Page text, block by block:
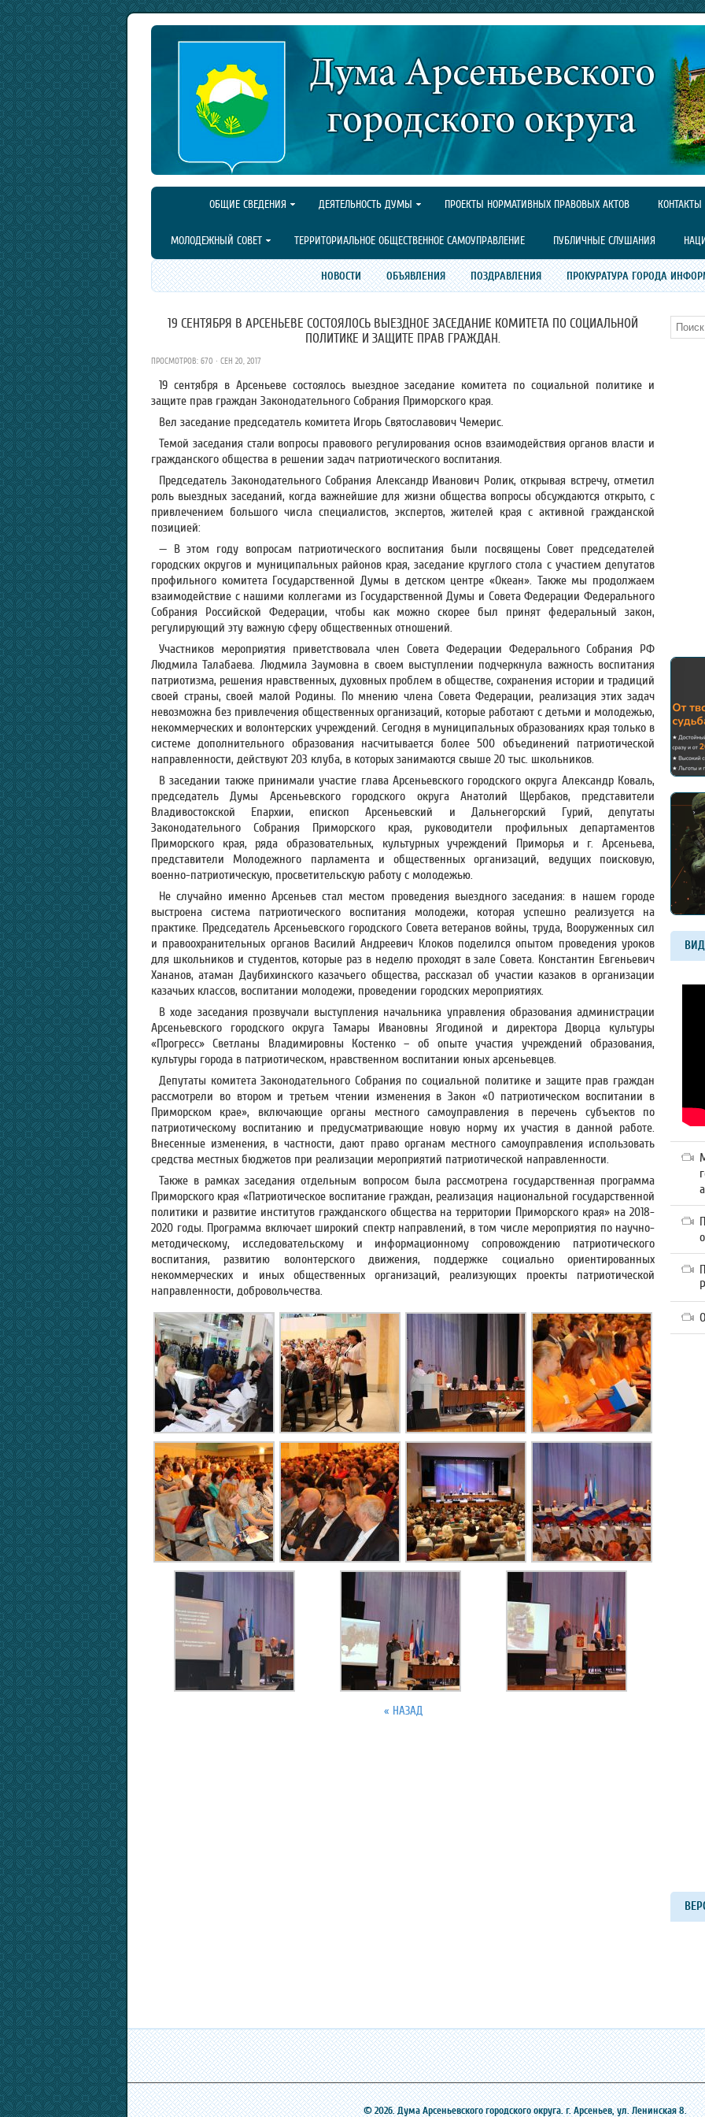
ОБЩИЕ СВЕДЕНИЯ ДЕЯТЕЛЬНОСТЬ ДУМЫ ПРОЕКТЫ НОРМАТИВНЫХ ПРАВОВЫХ АКТОВ КОНТАКТЫ
МОЛОДЕЖНЫЙ СОВЕТ ТЕРРИТОРИАЛЬНОЕ ОБЩЕСТВЕННОЕ САМОУПРАВЛЕНИЕ ПУБЛИЧНЫЕ СЛУШАНИЯ
НОВОСТИ ОБЪЯВЛЕНИЯ ПОЗДРАВЛЕНИЯ ПРОКУРАТУРА ГОРОДА
19 СЕНТЯБРЯ В АРСЕНЬЕВЕ СОСТОЯЛОСЬ ВЫЕЗДНОЕ ЗАСЕДАНИЕ КОМИТЕТА ПО СОЦИАЛЬНОЙ
ПОЛИТИКЕ И ЗАЩИТЕ ПРАВ ГРАЖДАН.
ПРОСМОТРОВ: 670 · СЕН 20, 2017
19 сентября в Арсеньеве состоялось выездное заседание комитета по социальной политике и
защите прав граждан Законодательного Собрания Приморского края.
Вел заседание председатель комитета Игорь Святославович Чемерис.
Темой заседания стали вопросы правового регулирования основ взаимодействия органов власти и
гражданского общества в решении задач патриотического воспитания.
Председатель Законодательного Собрания Александр Иванович Ролик, открывая встречу, отметил
роль выездных заседаний, когда важнейшие для жизни общества вопросы обсуждаются открыто, с
привлечением большого числа специалистов, экспертов, жителей края с активной гражданской
позицией:
— В этом году вопросам патриотического воспитания были посвящены Совет председателей
городских округов и муниципальных районов края, заседание круглого стола с участием депутатов
профильного комитета Государственной Думы в детском центре «Океан». Также мы продолжаем
взаимодействие с нашими коллегами из Государственной Думы и Совета Федерации Федерального
Собрания Российской Федерации, чтобы как можно скорее был принят федеральный закон,
регулирующий эту важную сферу общественных отношений.
Участников мероприятия приветствовала член Совета Федерации Федерального Собрания РФ
Людмила Талабаева. Людмила Заумовна в своем выступлении подчеркнула важность воспитания
патриотизма, решения нравственных, духовных проблем в обществе, сохранения истории и традиций
своей страны, своей малой Родины. По мнению члена Совета Федерации, реализация этих задач
невозможна без привлечения общественных организаций, которые работают с детьми и молодежью,
некоммерческих и волонтерских учреждений. Сегодня в муниципальных образованиях края только в
системе дополнительного образования насчитывается более 500 объединений патриотической
направленности, действуют 203 клуба, в которых занимаются свыше 20 тыс. школьников.
В заседании также принимали участие глава Арсеньевского городского округа Александр Коваль,
председатель Думы Арсеньевского городского округа Анатолий Щербаков, представители
Владивостокской Епархии, епископ Арсеньевский и Дальнегорский Гурий, депутаты
Законодательного Собрания Приморского края, руководители профильных департаментов
Приморского края, ряда образовательных, культурных учреждений Приморья и г. Арсеньева,
представители Молодежного парламента и общественных организаций, ведущих поисковую,
военно-патриотическую, просветительскую работу с молодежью.
Не случайно именно Арсеньев стал местом проведения выездного заседания: в нашем городе
выстроена система патриотического воспитания молодежи, которая успешно реализуется на
практике. Председатель Арсеньевского городского Совета ветеранов войны, труда, Вооруженных сил
и правоохранительных органов Василий Андреевич Клоков поделился опытом проведения уроков
для школьников и студентов, которые раз в неделю проходят в зале Совета. Константин Евгеньевич
Хананов, атаман Даубихинского казачьего общества, рассказал об участии казаков в организации
казачьих классов, воспитании молодежи, проведении городских мероприятиях.
В ходе заседания прозвучали выступления начальника управления образования администрации
Арсеньевского городского округа Тамары Ивановны Ягодиной и директора Дворца культуры
«Прогресс» Светланы Владимировны Костенко – об опыте участия учреждений образования,
культуры города в патриотическом, нравственном воспитании юных арсеньевцев.
Депутаты комитета Законодательного Собрания по социальной политике и защите прав граждан
рассмотрели во втором и третьем чтении изменения в Закон «О патриотическом воспитании в
Приморском крае», включающие органы местного самоуправления в перечень субъектов по
патриотическому воспитанию и предусматривающие новую норму их участия в данной работе.
Внесенные изменения, в частности, дают право органам местного самоуправления использовать
средства местных бюджетов при реализации мероприятий патриотической направленности.
Также в рамках заседания отдельным вопросом была рассмотрена государственная программа
Приморского края «Патриотическое воспитание граждан, реализация национальной государственной
политики и развитие институтов гражданского общества на территории Приморского края» на 2018-
2020 годы. Программа включает широкий спектр направлений, в том числе мероприятия по научно-
методическому, исследовательскому и информационному сопровождению патриотического
воспитания, развитию волонтерского движения, поддержке социально ориентированных
некоммерческих и иных общественных организаций, реализующих проекты патриотической
направленности, добровольчества.
« НАЗАД
Поиск
© 2026. Дума Арсеньевского городского округа. г. Арсеньев, ‎ул. Ленинская 8.